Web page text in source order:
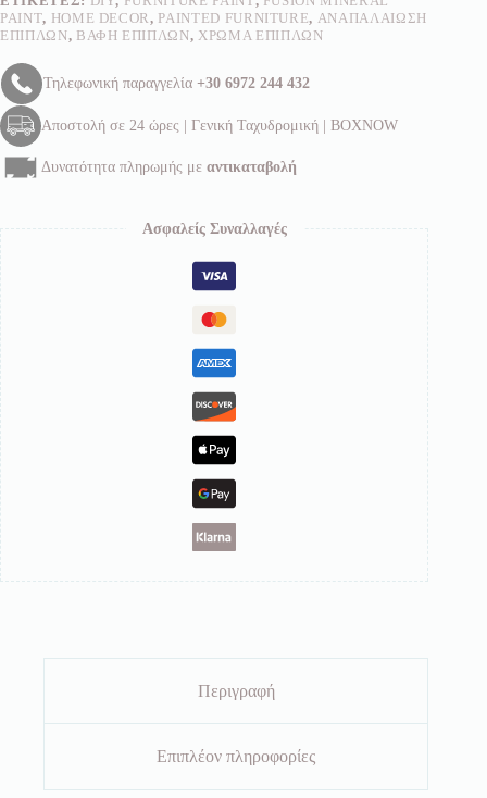
PAINT, HOME DECOR, PAINTED FURNITURE, ΑΝΑΠΑΛΑΊΩΣΗ
ΕΠΊΠΛΩΝ, ΒΑΦΉ ΕΠΊΠΛΩΝ, ΧΡΏΜΑ ΕΠΊΠΛΩΝ
Τηλεφωνική παραγγελία +30 6972 244 432
Αποστολή σε 24 ώρες | Γενική Ταχυδρομική | BOXNOW
Δυνατότητα πληρωμής με αντικαταβολή
Ασφαλείς Συναλλαγές
Περιγραφή
Επιπλέον πληροφορίες